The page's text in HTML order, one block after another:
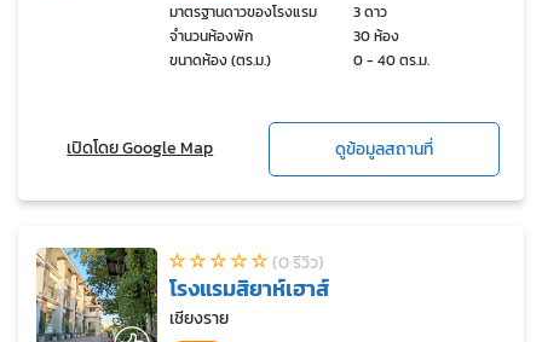
มาตรฐานดาวของโรงแรม
3 ดาว
จำนวนห้องพัก
30 ห้อง
ขนาดห้อง (ตร.ม.)
0 - 40 ตร.ม.
เปิดโดย Google Map ดูข้อมูลสถานที่
(0 รีวิว)
โรงแรมสิยาห์เฮาส์
เชียงราย